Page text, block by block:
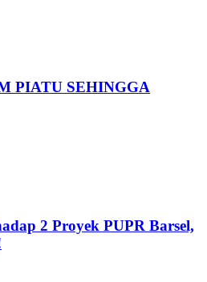
PIATU SEHINGGA
2 Proyek PUPR Barsel,